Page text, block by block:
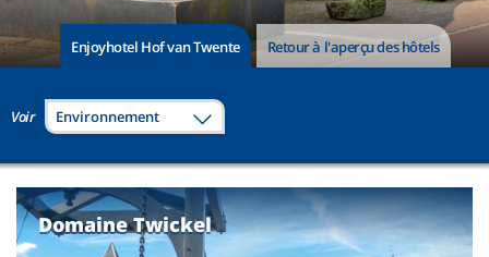
Enjoyhotel Hof van Twente Retour à l'aperçu des hôtels
Voir Environnement
Domaine Twickel